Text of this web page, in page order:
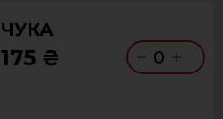
ЧУКА
175 ₴ 0